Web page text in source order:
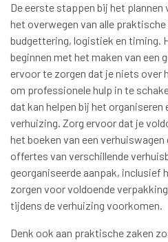
De eerste stappen bij het
het overwegen van alle
budgettering, logistiek en timing.
beginnen met het maken van een
ervoor te zorgen dat je niets over
om professionele hulp in te
dat kan helpen bij het organiseren
verhuizing. Zorg ervoor dat je
het boeken van een verhuiswagen
offertes van verschillende
georganiseerde aanpak, inclusief
zorgen voor voldoende
tijdens de verhuizing voorkomen.
Denk ook aan praktische zaken